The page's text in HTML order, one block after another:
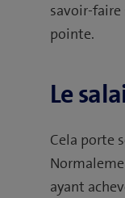
savoir-faire
pointe.
Le
Cela porte
ayant